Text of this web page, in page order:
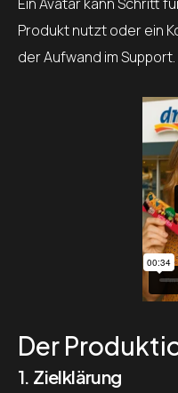
Produkt nutzt oder ein
der Aufwand im Support.
Der
1. Zielklärung